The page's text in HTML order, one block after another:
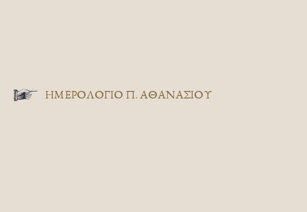
ΗΜΕΡΟΛΟΓΙΟ Π. ΑΘΑΝΑΣΙΟΥ